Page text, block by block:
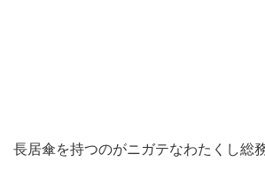
長居傘を持つのがニガテなわたくし総